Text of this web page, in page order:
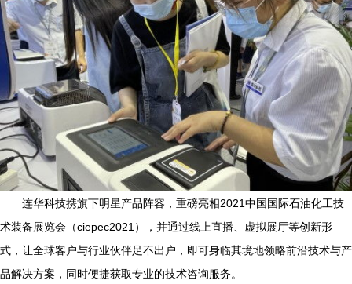
连华科技携旗下明星产品阵容，重磅亮相2021中国国际石油化工技
术装备展览会（ciepec2021），并通过线上直播、虚拟展厅等创新形
式，让全球客户与行业伙伴足不出户，即可身临其境地领略前沿技术与产
品解决方案，同时便捷获取专业的技术咨询服务。